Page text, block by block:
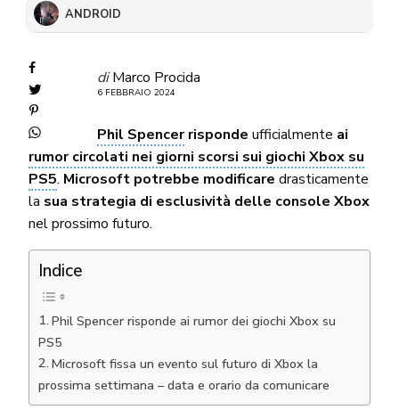
ANDROID
di Marco Procida
6 FEBBRAIO 2024
Phil Spencerrisponde ufficialmente ai
rumor circolati nei giorni scorsi sui giochi Xbox su
PS5. Microsoft potrebbe modificare drasticamente
la sua strategia di esclusività delle console Xbox
nel prossimo futuro.
Indice
Phil Spencer risponde ai rumor dei giochi Xbox su
PS5
Microsoft fissa un evento sul futuro di Xbox la
prossima settimana – data e orario da comunicare